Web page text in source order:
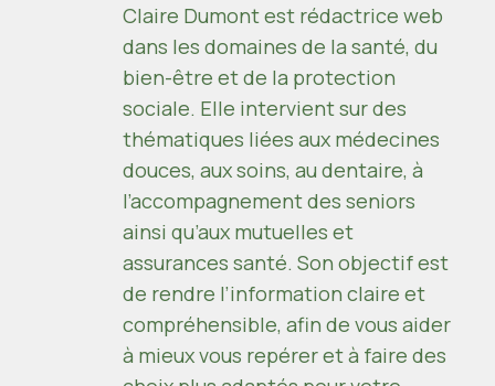
Claire Dumont est rédactrice web
dans les domaines de la santé, du
bien-être et de la protection
sociale. Elle intervient sur des
thématiques liées aux médecines
douces, aux soins, au dentaire, à
l’accompagnement des seniors
ainsi qu’aux mutuelles et
assurances santé. Son objectif est
de rendre l’information claire et
compréhensible, afin de vous aider
à mieux vous repérer et à faire des